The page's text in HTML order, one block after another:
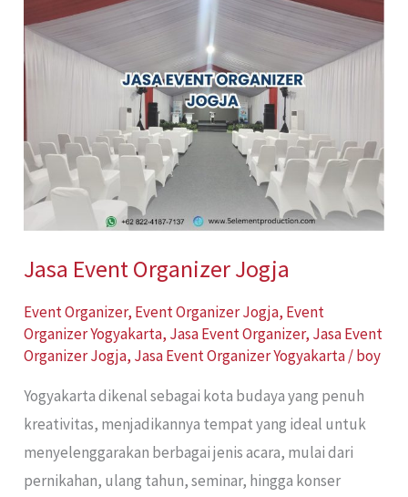
Jasa Event Organizer Jogja
Event Organizer, Event Organizer Jogja, Event
Organizer Yogyakarta, Jasa Event Organizer, Jasa Event
Organizer Jogja, Jasa Event Organizer Yogyakarta/boy
Yogyakarta dikenal sebagai kota budaya yang penuh
kreativitas, menjadikannya tempat yang ideal untuk
menyelenggarakan berbagai jenis acara, mulai dari
pernikahan, ulang tahun, seminar, hingga konser
Event
Organizer
Jogja